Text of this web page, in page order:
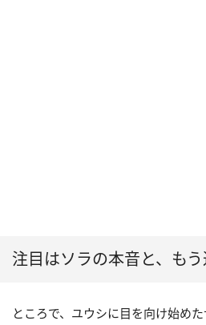
注目はソラの本音と、も
ところで、ユウシに目を向け始め